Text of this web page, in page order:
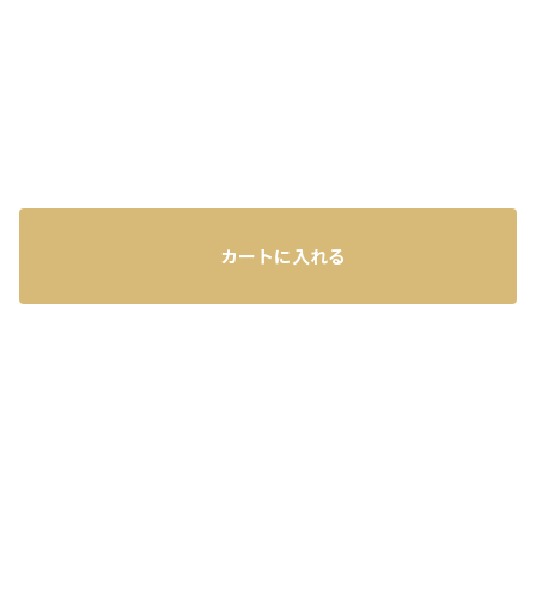
カートに入れる